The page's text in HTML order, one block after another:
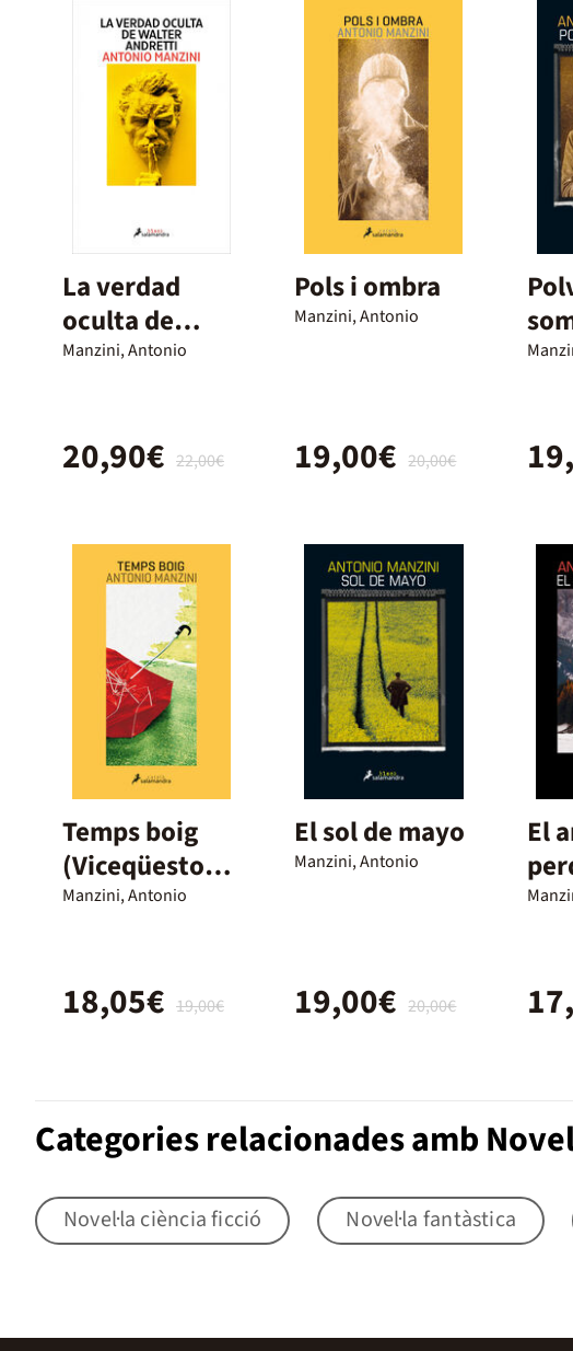
La verdad
oculta de
Walter
Manzini, Antonio
22,00€
20,90€
Pols i ombra
Manzini, Antonio
20,00€
19,00€
Temps boig
(Viceqüestor
Rocco
Manzini, Antonio
19,00€
18,05€
El sol de mayo
Manzini, Antonio
20,00€
19,00€
El
Categories relacionades amb
Novel·la ciència ficció Novel·la fantàstica